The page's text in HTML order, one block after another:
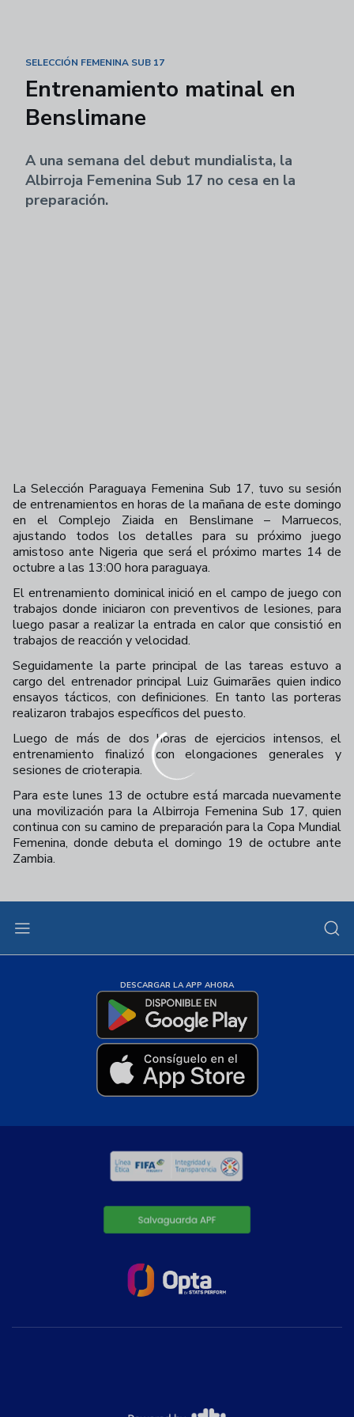
SELECCIÓN FEMENINA SUB 17
Entrenamiento matinal en
Benslimane
A una semana del debut mundialista, la
Albirroja Femenina Sub 17 no cesa en la
preparación.
La Selección Paraguaya Femenina Sub 17, tuvo su sesión
de entrenamientos en horas de la mañana de este domingo
en el Complejo Ziaida en Benslimane – Marruecos,
ajustando todos los detalles para su próximo juego
amistoso ante Nigeria que será el próximo martes 14 de
octubre a las 13:00 hora paraguaya.
El entrenamiento dominical inició en el campo de juego con
trabajos donde iniciaron con preventivos de lesiones, para
luego pasar a realizar la entrada en calor que consistió en
trabajos de reacción y velocidad.
Seguidamente la parte principal de las tareas estuvo a
cargo del entrenador principal Luiz Guimarães quien indico
ensayos tácticos, con definiciones. En tanto las porteras
realizaron trabajos específicos del puesto.
Luego de más de dos horas de ejercicios intensos, el
entrenamiento finalizó con elongaciones generales y
sesiones de crioterapia.
Para este lunes 13 de octubre está marcada nuevamente
una movilización para la Albirroja Femenina Sub 17, quien
continua con su camino de preparación para la Copa Mundial
Femenina, donde debuta el domingo 19 de octubre ante
Zambia.
DESCARGAR LA APP AHORA